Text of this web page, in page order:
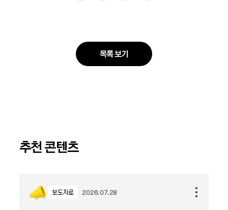
목록 보기
추천 콘텐츠
보도자료 2026.07.28